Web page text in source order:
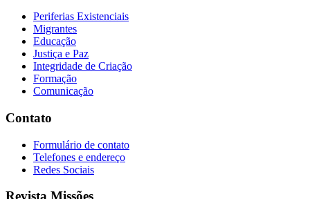
Periferias Existenciais
Migrantes
Educação
Justiça e Paz
Integridade de Criação
Formação
Comunicação
Contato
Formulário de contato
Telefones e endereço
Redes Sociais